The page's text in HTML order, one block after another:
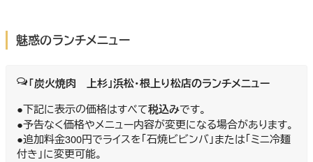
魅惑のランチメニュー
「炭火焼肉 上杉」浜松・根上り松店のランチメニュー
●下記に表示の価格はすべて税込みです。
●予告なく価格やメニュー内容が変更になる場合があります。
●追加料金300円でライスを「石焼ビビンバ」または「ミニ冷麺
付き」に変更可能。